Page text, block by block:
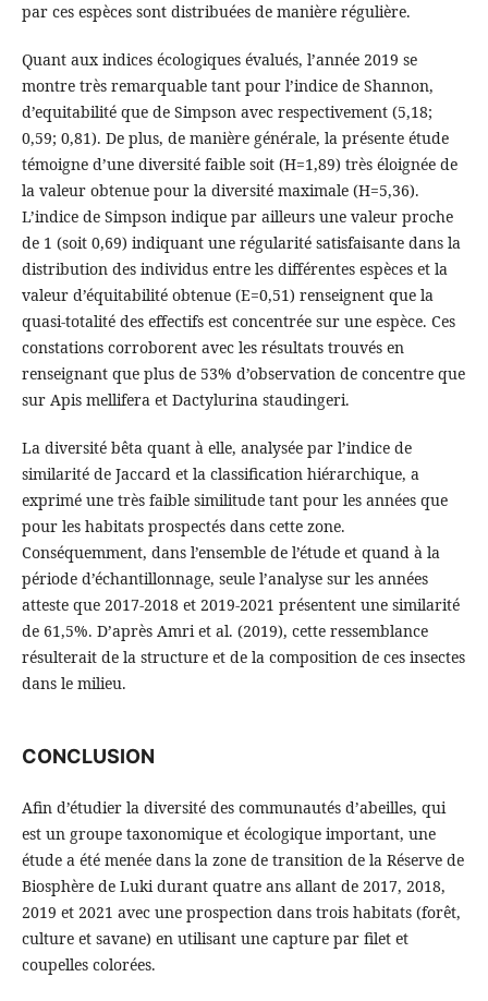
par ces espèces sont distribuées de manière régulière.
Quant aux indices écologiques évalués, l’année 2019 se
montre très remarquable tant pour l’indice de Shannon,
d’equitabilité que de Simpson avec respectivement (5,18;
0,59; 0,81). De plus, de manière générale, la présente étude
témoigne d’une diversité faible soit (H=1,89) très éloignée de
la valeur obtenue pour la diversité maximale (H=5,36).
L’indice de Simpson indique par ailleurs une valeur proche
de 1 (soit 0,69) indiquant une régularité satisfaisante dans la
distribution des individus entre les différentes espèces et la
valeur d’équitabilité obtenue (E=0,51) renseignent que la
quasi-totalité des effectifs est concentrée sur une espèce. Ces
constations corroborent avec les résultats trouvés en
renseignant que plus de 53% d’observation de concentre que
sur Apis mellifera et Dactylurina staudingeri.
La diversité bêta quant à elle, analysée par l’indice de
similarité de Jaccard et la classification hiérarchique, a
exprimé une très faible similitude tant pour les années que
pour les habitats prospectés dans cette zone.
Conséquemment, dans l’ensemble de l’étude et quand à la
période d’échantillonnage, seule l’analyse sur les années
atteste que 2017-2018 et 2019-2021 présentent une similarité
de 61,5%. D’après Amri et al. (2019), cette ressemblance
résulterait de la structure et de la composition de ces insectes
dans le milieu.
CONCLUSION
Afin d’étudier la diversité des communautés d’abeilles, qui
est un groupe taxonomique et écologique important, une
étude a été menée dans la zone de transition de la Réserve de
Biosphère de Luki durant quatre ans allant de 2017, 2018,
2019 et 2021 avec une prospection dans trois habitats (forêt,
culture et savane) en utilisant une capture par filet et
coupelles colorées.